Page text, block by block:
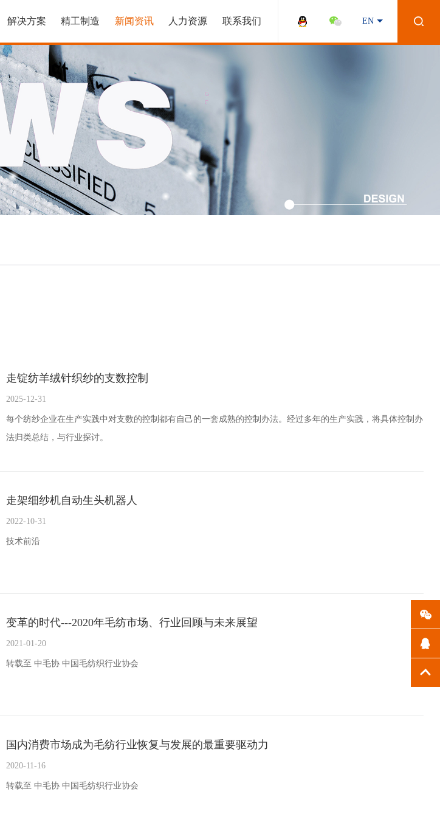
EN
解决方案 精工制造 新闻资讯 人力资源 联系我们
走锭纺羊绒针织纱的支数控制
2025-12-31
每个纺纱企业在生产实践中对支数的控制都有自己的一套成熟的控制办法。经过多年的生产实践，将具体控制办
法归类总结，与行业探讨。
走架细纱机自动生头机器人
2022-10-31
技术前沿
变革的时代---2020年毛纺市场、行业回顾与未来展望
2021-01-20
转载至 中毛协 中国毛纺织行业协会
国内消费市场成为毛纺行业恢复与发展的最重要驱动力
2020-11-16
转载至 中毛协 中国毛纺织行业协会